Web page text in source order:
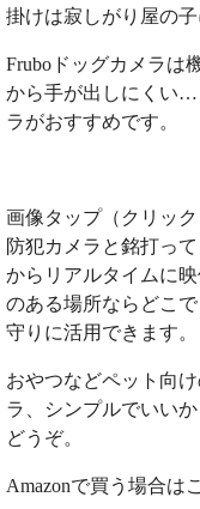
掛けは寂しがり屋の子
Fruboドッグカメラは
から手が出しにくい…
ラがおすすめです。
画像タップ（クリッ
防犯カメラと銘打っ
からリアルタイムに
のある場所ならどこ
守りに活用できます。
おやつなどペット向
ラ、シンプルでいい
どうぞ。
Amazonで買う場合は